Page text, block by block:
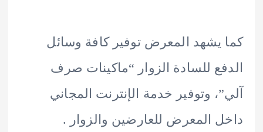
يشهد المعرض توفير كافة وسائل
للسادة الزوار “ماكينات صرف
وتوفير خدمة الإنترنت المجاني
المعرض للعارضين والزوار .